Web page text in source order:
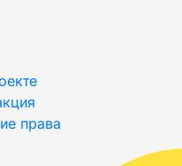
права